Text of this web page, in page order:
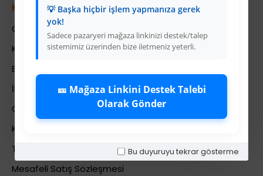
💡 Başka hiçbir işlem yapmanıza gerek
yok!
Sadece pazaryeri mağaza linkinizi destek/talep
sistemimiz üzerinden bize iletmeniz yeterli.
🎫 Mağaza Linkini Destek Talebi
Olarak Gönder
Bu duyuruyu tekrar gösterme
Kurumsal
Colezium Hakkında
Kurumsal Bilgiler
Banka Hesab Bilgileri
İletişim
Gizlilik Politikası
Kullanıcı Sözleşmesi
Teslimat Bilgileri
Mesafeli Satış Sözleşmesi